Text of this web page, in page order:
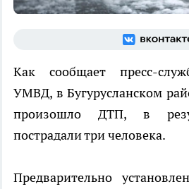
Как сообщает пресс-
УМВД, в Бугурусланском
произошло ДТП, в
пострадали три человека.
Предварительно